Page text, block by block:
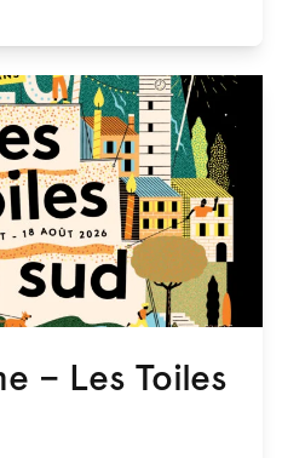
– Les Toiles